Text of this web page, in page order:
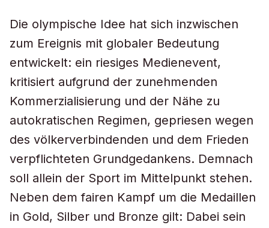
Die olympische Idee hat sich inzwischen
zum Ereignis mit globaler Bedeutung
entwickelt: ein riesiges Medienevent,
kritisiert aufgrund der zunehmenden
Kommerzialisierung und der Nähe zu
autokratischen Regimen, gepriesen wegen
des völkerverbindenden und dem Frieden
verpflichteten Grundgedankens. Demnach
soll allein der Sport im Mittelpunkt stehen.
Neben dem fairen Kampf um die Medaillen
in Gold, Silber und Bronze gilt: Dabei sein